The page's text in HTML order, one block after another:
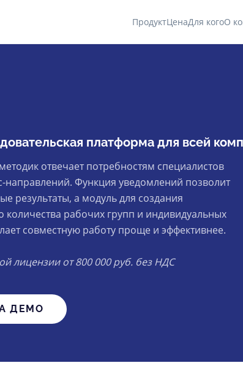
ПродуктЦенаДля когоО
платформа для всей
отвечает потребностям специалистов
направлений. Функция уведомлений позволит
результаты, а модуль для создания
количества рабочих групп и индивидуальных
совместную работу проще и эффективнее.
лицензии от 800 000 руб. без НДС
ДЕМО